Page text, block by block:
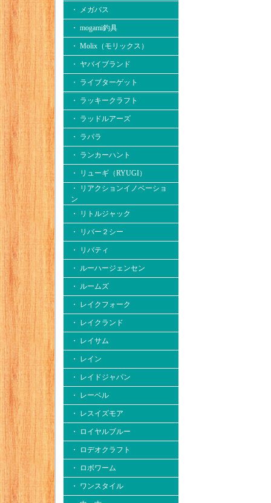
・ メガバス
・ mogami釣具
・ Molix（モリックス）
・ ヤバイブランド
・ ライブターゲット
・ ラッキークラフト
・ ラッドルアーズ
・ ラパラ
・ ランカーハント
・ リューギ（RYUGI）
・ リアクションイノベーショ
ン
・ リトルジャック
・ リバー２シー
・ リバティ
・ ルーハージェンセン
・ ルームズ
・ レイクフォーク
・ レイクランド
・ レイサム
・ レイン
・ レイドジャパン
・ レーベル
・ レスイズモア
・ ロイヤルブルー
・ ロデオクラフト
・ ロボワーム
・ ワンスタイル